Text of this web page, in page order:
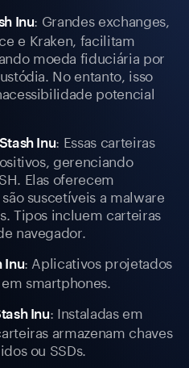
Inu: Grandes exchanges,
e Kraken, facilitam
moeda fiduciária por
No entanto, isso
potencial
Inu: Essas carteiras
gerenciando
Elas oferecem
suscetíveis a malware
Tipos incluem carteiras
navegador.
Inu: Aplicativos projetados
smartphones.
Inu: Instaladas em
armazenam chaves
ou SSDs.